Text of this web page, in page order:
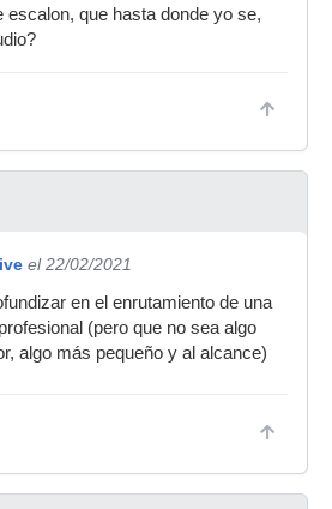
escalon, que hasta donde yo se,
el 22/02/2021
en el enrutamiento de una
(pero que no sea algo
algo más pequeño y al alcance)